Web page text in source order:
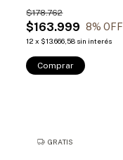
$163.999
$178.762
8% OFF
12 x $13.666,58 sin interés
Comprar
GRATIS